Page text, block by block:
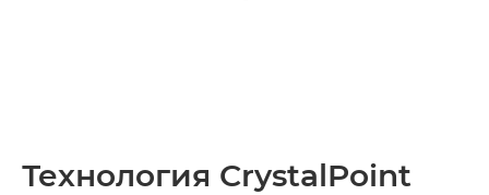
Технология CrystalPoint